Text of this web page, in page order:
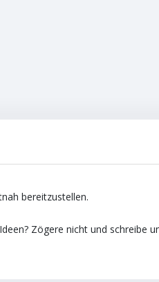
bereitzustellen.
Zögere nicht und schreibe